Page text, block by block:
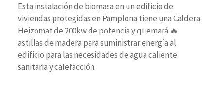
Esta instalación de biomasa en un edificio de
viviendas protegidas en Pamplona tiene una Caldera
Heizomat de 200kw de potencia y quemará 🔥
astillas de madera para suministrar energía al
edificio para las necesidades de agua caliente
sanitaria y calefacción.